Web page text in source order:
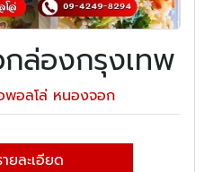
ล่องกรุงเทพ
พอลโล่ หนองจอก
ยละเอียด